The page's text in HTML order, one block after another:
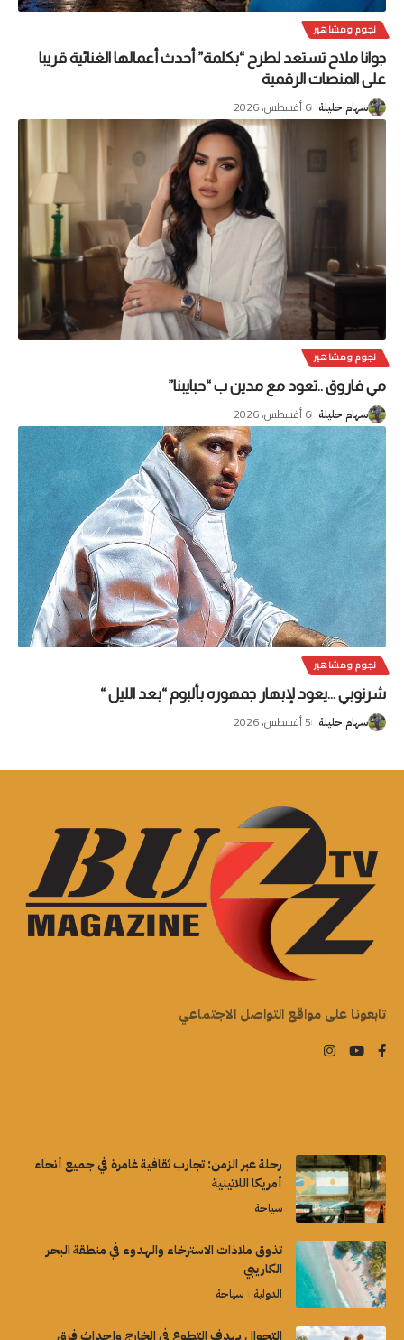
نجوم ومشاهير
جوانا ملاح تستعد لطرح “بكلمة” أحدث أعمالها الغنائية قريبا
على المنصات الرقمية
سهام حليلة 6 أغسطس، 2026
نجوم ومشاهير
مي فاروق ..تعود مع مدين ب “حبايبنا”
سهام حليلة 6 أغسطس، 2026
نجوم ومشاهير
شرنوبي …يعود لإبهار جمهوره بألبوم “بعد الليل “
سهام حليلة 5 أغسطس، 2026
تابعونا على مواقع التواصل الاجتماعي
رحلة عبر الزمن: تجارب ثقافية غامرة في جميع أنحاء
أمريكا اللاتينية
سياحة
تذوق ملاذات الاسترخاء والهدوء في منطقة البحر
الكاريبي
الدولية سياحة